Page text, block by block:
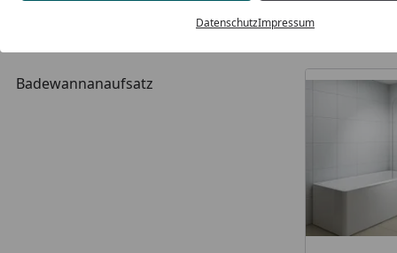
DatenschutzImpressum
Badewannanaufsatz